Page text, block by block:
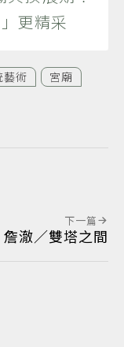
更精采
藝術
宮廟
下一篇
詹澈／雙塔之間